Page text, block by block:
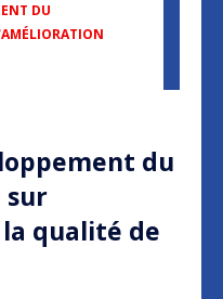
DU
du
sur
qualité de